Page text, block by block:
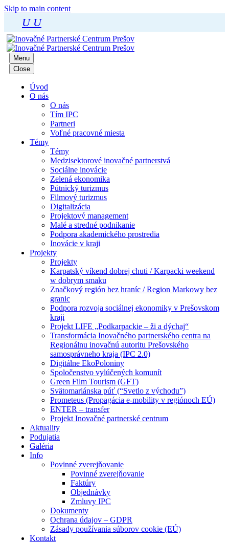
Skip to main content
U U
Menu
Close
Úvod
O nás
O nás
Tím IPC
Partneri
Voľné pracovné miesta
Témy
Témy
Medzisektorové inovačné partnerstvá
Sociálne inovácie
Zelená ekonomika
Pútnický turizmus
Filmový turizmus
Digitalizácia
Projektový management
Malé a stredné podnikanie
Podpora akademického prostredia
Inovácie v kraji
Projekty
Projekty
Karpatský víkend dobrej chuti / Karpacki weekend
w dobrym smaku
Značkový región bez hraníc / Region Markowy bez
granic
Podpora rozvoja sociálnej ekonomiky v Prešovskom
kraji
Projekt LIFE „Podkarpackie – ži a dýchaj“
Transformácia Inovačného partnerského centra na
Regionálnu inovačnú autoritu Prešovského
samosprávneho kraja (IPC 2.0)
Digitálne EkoPoloniny
Spoločenstvo vylúčených komunít
Green Film Tourism (GFT)
Svätomariánska púť (“Svetlo z východu”)
Prometeus (Propagácia e-mobility v regiónoch EÚ)
ENTER – transfer
Projekt Inovačné partnerské centrum
Aktuality
Podujatia
Galéria
Info
Povinné zverejňovanie
Povinné zverejňovanie
Faktúry
Objednávky
Zmluvy IPC
Dokumenty
Ochrana údajov – GDPR
Zásady používania súborov cookie (EÚ)
Kontakt